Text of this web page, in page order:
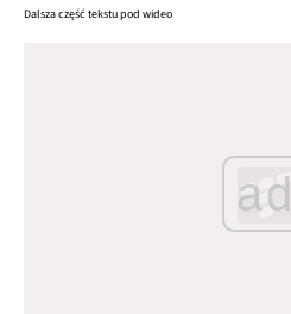
Dalsza część tekstu pod wideo
ad